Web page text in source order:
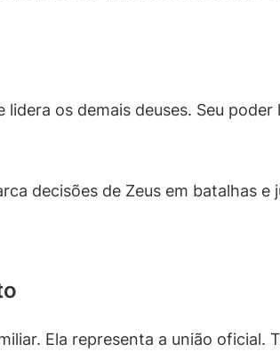
lidera os demais deuses. Seu
decisões de Zeus em batalhas
Ela representa a união oficial.